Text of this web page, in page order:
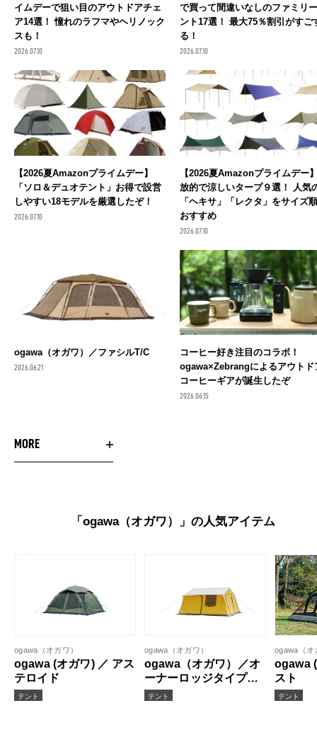
イムデーで狙い目のアウトドアチェ
ア14選！ 憧れのラフマやヘリノック
スも！
2026.07.10
で買って間違いなしのファミリ
ント17選！ 最大75％割引がすご
る！
2026.07.10
【2026夏Amazonプライムデー】
「ソロ＆デュオテント」お得で設営
しやすい18モデルを厳選したぞ！
2026.07.10
【2026夏Amazonプライムデー
放的で涼しいタープ９選！ 人気
「ヘキサ」「レクタ」をサイズ
おすすめ
2026.07.10
ogawa（オガワ）／ファシルT/C
2026.06.21
コーヒー好き注目のコラボ！
ogawa×Zebrangによるアウトド
コーヒーギアが誕生したぞ
2026.06.15
MORE
「ogawa（オガワ）」の人気アイテム
ogawa（オガワ）
ogawa (オガワ) ／ アス
テロイド
テント
ogawa（オガワ）
ogawa（オガワ）／オ
ーナーロッジタイプ
40R T/C
テント
ogawa（オ
ogawa
スト
テント